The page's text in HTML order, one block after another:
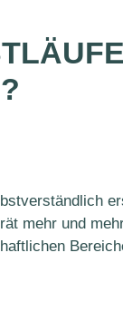
mehr und